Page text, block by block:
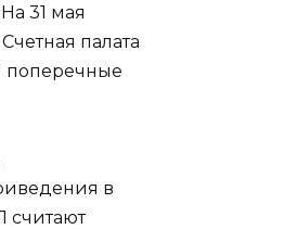
31 мая
палата
поперечные
в
считают